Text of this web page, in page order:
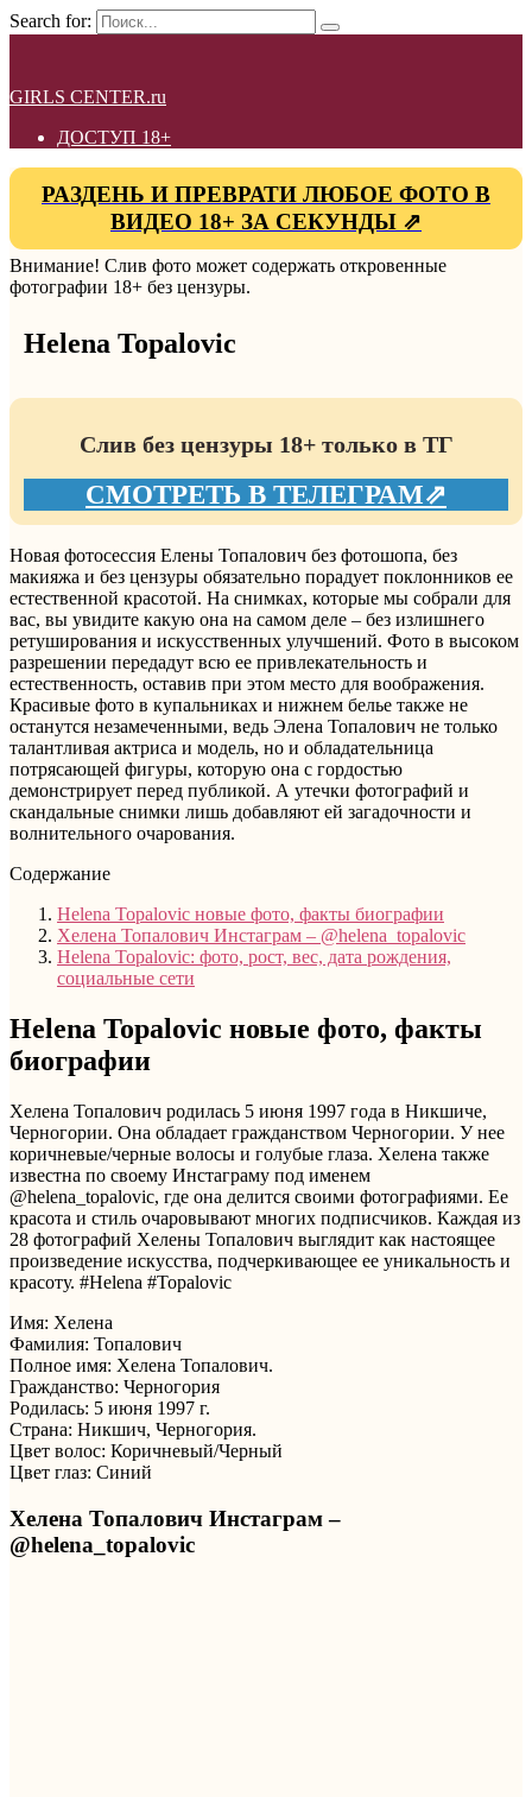
Search for:
GIRLS CENTER.ru
ДОСТУП 18+
РАЗДЕНЬ И ПРЕВРАТИ ЛЮБОЕ ФОТО В
ВИДЕО 18+ ЗА СЕКУНДЫ ⇗
Внимание! Слив фото может содержать откровенные
фотографии 18+ без цензуры.
Helena Topalovic
Слив без цензуры 18+ только в ТГ
СМОТРЕТЬ В ТЕЛЕГРАМ⇗
Новая фотосессия Елены Топалович без фотошопа, без
макияжа и без цензуры обязательно порадует поклонников ее
естественной красотой. На снимках, которые мы собрали для
вас, вы увидите какую она на самом деле – без излишнего
ретуширования и искусственных улучшений. Фото в высоком
разрешении передадут всю ее привлекательность и
естественность, оставив при этом место для воображения.
Красивые фото в купальниках и нижнем белье также не
останутся незамеченными, ведь Элена Топалович не только
талантливая актриса и модель, но и обладательница
потрясающей фигуры, которую она с гордостью
демонстрирует перед публикой. А утечки фотографий и
скандальные снимки лишь добавляют ей загадочности и
волнительного очарования.
Содержание
Helena Topalovic новые фото, факты биографии
Хелена Топалович Инстаграм – @helena_topalovic
Helena Topalovic: фото, рост, вес, дата рождения,
социальные сети
Helena Topalovic новые фото, факты
биографии
Хелена Топалович родилась 5 июня 1997 года в Никшиче,
Черногории. Она обладает гражданством Черногории. У нее
коричневые/черные волосы и голубые глаза. Хелена также
известна по своему Инстаграму под именем
@helena_topalovic, где она делится своими фотографиями. Ее
красота и стиль очаровывают многих подписчиков. Каждая из
28 фотографий Хелены Топалович выглядит как настоящее
произведение искусства, подчеркивающее ее уникальность и
красоту. #Helena #Topalovic
Имя: Хелена
Фамилия: Топалович
Полное имя: Хелена Топалович.
Гражданство: Черногория
Родилась: 5 июня 1997 г.
Страна: Никшич, Черногория.
Цвет волос: Коричневый/Черный
Цвет глаз: Синий
Хелена Топалович Инстаграм –
@helena_topalovic